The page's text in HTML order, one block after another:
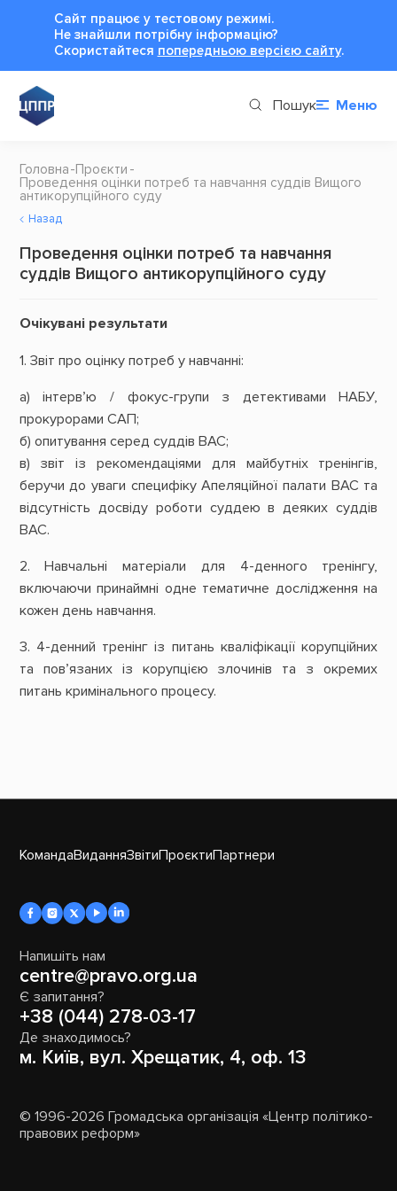
Сайт працює у тестовому режимі.
Не знайшли потрібну інформацію?
Cкористайтеся попередньою версією сайту.
Пошук Меню
Головна Проєкти
Проведення оцінки потреб та навчання суддів Вищого
антикорупційного суду
Назад
Проведення оцінки потреб та навчання
суддів Вищого антикорупційного суду
Очікувані результати
1. Звіт про оцінку потреб у навчанні:
а) інтерв’ю / фокус-групи з детективами НАБУ,
прокурорами САП;
б) опитування серед суддів ВАС;
в) звіт із рекомендаціями для майбутніх тренінгів,
беручи до уваги специфіку Апеляційної палати ВАС та
відсутність досвіду роботи суддею в деяких суддів
ВАС.
2. Навчальні матеріали для 4-денного тренінгу,
включаючи принаймні одне тематичне дослідження на
кожен день навчання.
3. 4-денний тренінг із питань кваліфікації корупційних
та пов’язаних із корупцією злочинів та з окремих
питань кримінального процесу.
КомандаВиданняЗвітиПроєктиПартнери
Напишіть нам
centre@pravo.org.ua
Є запитання?
+38 (044) 278-03-17
Де знаходимось?
м. Київ, вул. Хрещатик, 4, оф. 13
© 1996-2026 Громадська організація «Центр політико-
правових реформ»